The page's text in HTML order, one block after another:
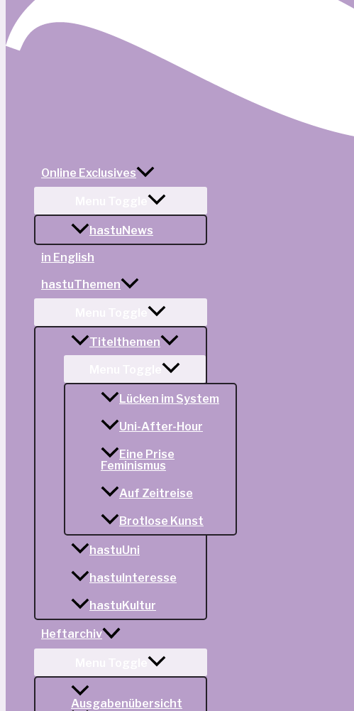
Online Exclusives
hastuNews
in English
hastuThemen
Titelthemen
Lücken im System
Uni-After-Hour
Eine Prise
Feminismus
Auf Zeitreise
Brotlose Kunst
hastuUni
hastuInteresse
hastuKultur
Heftarchiv
Ausgabenübersicht